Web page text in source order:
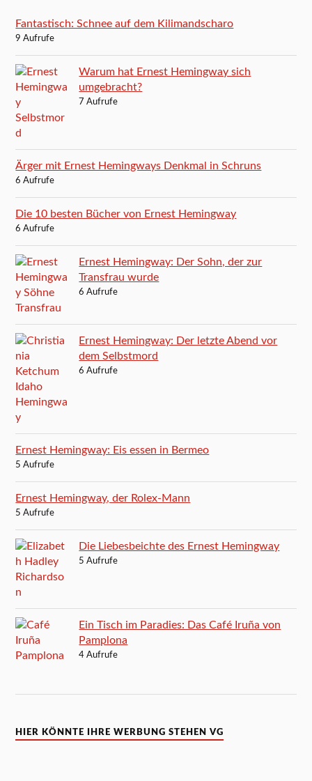
Fantastisch: Schnee auf dem Kilimandscharo
9 Aufrufe
Warum hat Ernest Hemingway sich
umgebracht?
7 Aufrufe
Ärger mit Ernest Hemingways Denkmal in Schruns
6 Aufrufe
Die 10 besten Bücher von Ernest Hemingway
6 Aufrufe
Ernest Hemingway: Der Sohn, der zur
Transfrau wurde
6 Aufrufe
Ernest Hemingway: Der letzte Abend vor
dem Selbstmord
6 Aufrufe
Ernest Hemingway: Eis essen in Bermeo
5 Aufrufe
Ernest Hemingway, der Rolex-Mann
5 Aufrufe
Die Liebesbeichte des Ernest Hemingway
5 Aufrufe
Ein Tisch im Paradies: Das Café Iruña von
Pamplona
4 Aufrufe
HIER KÖNNTE IHRE WERBUNG STEHEN VG